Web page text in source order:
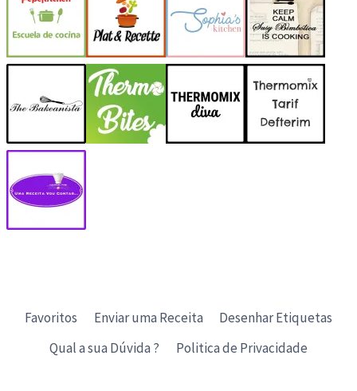
Favoritos Enviar uma Receita
Desenhar Etiquetas
Qual a sua Dúvida ?
Politica de Privacidade